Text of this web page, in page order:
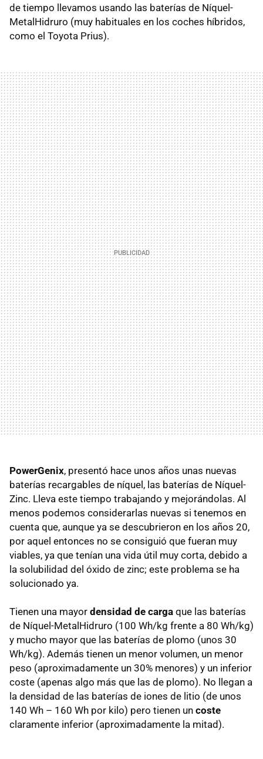
de tiempo llevamos usando las baterías de Níquel-
MetalHidruro (muy habituales en los coches híbridos,
como el Toyota Prius).
PowerGenix, presentó hace unos años unas nuevas
baterías recargables de níquel, las baterías de Níquel-
Zinc. Lleva este tiempo trabajando y mejorándolas. Al
menos podemos considerarlas nuevas si tenemos en
cuenta que, aunque ya se descubrieron en los años 20,
por aquel entonces no se consiguió que fueran muy
viables, ya que tenían una vida útil muy corta, debido a
la solubilidad del óxido de zinc; este problema se ha
solucionado ya.
Tienen una mayor densidad de carga que las baterías
de Níquel-MetalHidruro (100 Wh/kg frente a 80 Wh/kg)
y mucho mayor que las baterías de plomo (unos 30
Wh/kg). Además tienen un menor volumen, un menor
peso (aproximadamente un 30% menores) y un inferior
coste (apenas algo más que las de plomo). No llegan a
la densidad de las baterías de iones de litio (de unos
140 Wh – 160 Wh por kilo) pero tienen un coste
claramente inferior (aproximadamente la mitad).